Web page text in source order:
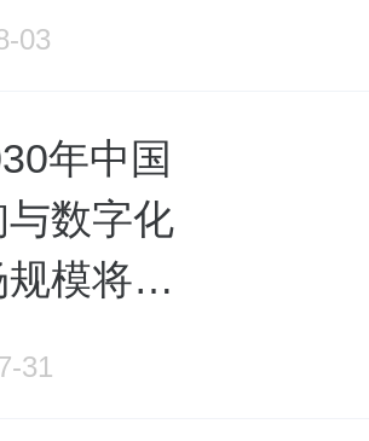
03
年中国
数字化
模将达
31